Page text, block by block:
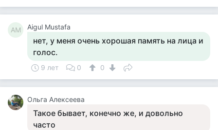
AM Aigul Mustafa
нет, у меня очень хорошая память на лица и
голос.
9 лет 0 0
Ольга Алексеева
Такое бывает, конечно же, и довольно
часто